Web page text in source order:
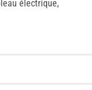
électrique,